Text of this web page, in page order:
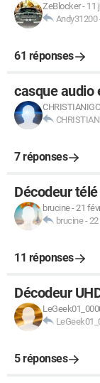
ZeBlocker- 11
Andy31200
61 réponses
casque audio
7 réponses
Décodeur
brucine-21
brucine-22
11 réponses
Décodeur
5 réponses